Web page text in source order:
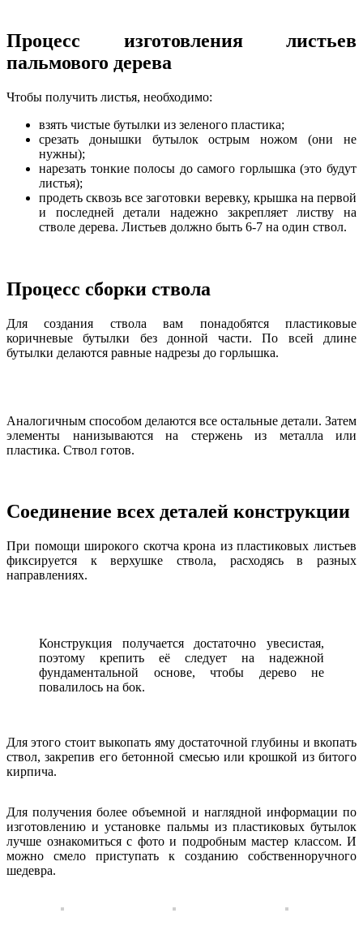
Процесс изготовления листьев
пальмового дерева
Чтобы получить листья, необходимо:
взять чистые бутылки из зеленого пластика;
срезать донышки бутылок острым ножом (они не
нужны);
нарезать тонкие полосы до самого горлышка (это будут
листья);
продеть сквозь все заготовки веревку, крышка на первой
и последней детали надежно закрепляет листву на
стволе дерева. Листьев должно быть 6-7 на один ствол.
Процесс сборки ствола
Для создания ствола вам понадобятся пластиковые
коричневые бутылки без донной части. По всей длине
бутылки делаются равные надрезы до горлышка.
Аналогичным способом делаются все остальные детали. Затем
элементы нанизываются на стержень из металла или
пластика. Ствол готов.
Соединение всех деталей конструкции
При помощи широкого скотча крона из пластиковых листьев
фиксируется к верхушке ствола, расходясь в разных
направлениях.
Конструкция получается достаточно увесистая,
поэтому крепить её следует на надежной
фундаментальной основе, чтобы дерево не
повалилось на бок.
Для этого стоит выкопать яму достаточной глубины и вкопать
ствол, закрепив его бетонной смесью или крошкой из битого
кирпича.
Для получения более объемной и наглядной информации по
изготовлению и установке пальмы из пластиковых бутылок
лучше ознакомиться с фото и подробным мастер классом. И
можно смело приступать к созданию собственноручного
шедевра.